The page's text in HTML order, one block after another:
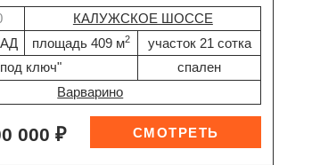
КАЛУЖСКОЕ ШОССЕ
площадь 409 м2
участок 21 сотка
ключ"
спален
Варварино
000 ₽